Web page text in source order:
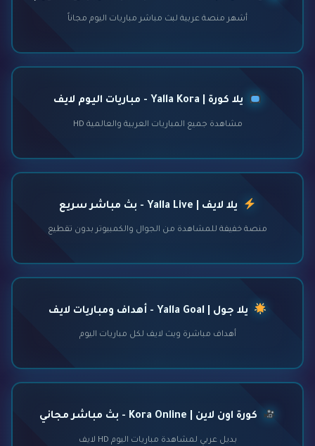
أشهر منصة عربية لبث مباشر مباريات اليوم مجاناً
يلا كورة | Yalla Kora - مباريات اليوم لايف
مشاهدة جميع المباريات العربية والعالمية HD
يلا لايف | Yalla Live - بث مباشر سريع
منصة خفيفة للمشاهدة من الجوال والكمبيوتر بدون تقطيع
يلا جول | Yalla Goal - أهداف ومباريات لايف
أهداف مباشرة وبث لايف لكل مباريات اليوم
كورة اون لاين | Kora Online - بث مباشر مجاني
بديل عربي لمشاهدة مباريات اليوم HD لايف